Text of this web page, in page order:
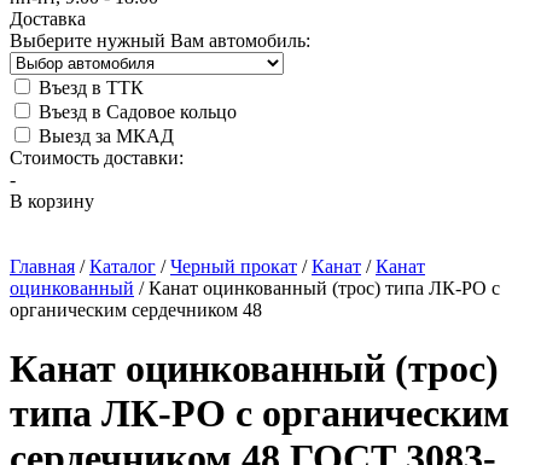
Доставка
Выберите нужный Вам автомобиль:
Въезд в ТТК
Въезд в Садовое кольцо
Выезд за МКАД
Стоимость доставки:
-
В корзину
Главная /Каталог /Черный прокат /Канат /Канат
оцинкованный /Канат оцинкованный (трос) типа ЛК-РО с
органическим сердечником 48
Канат оцинкованный (трос)
типа ЛК-РО с органическим